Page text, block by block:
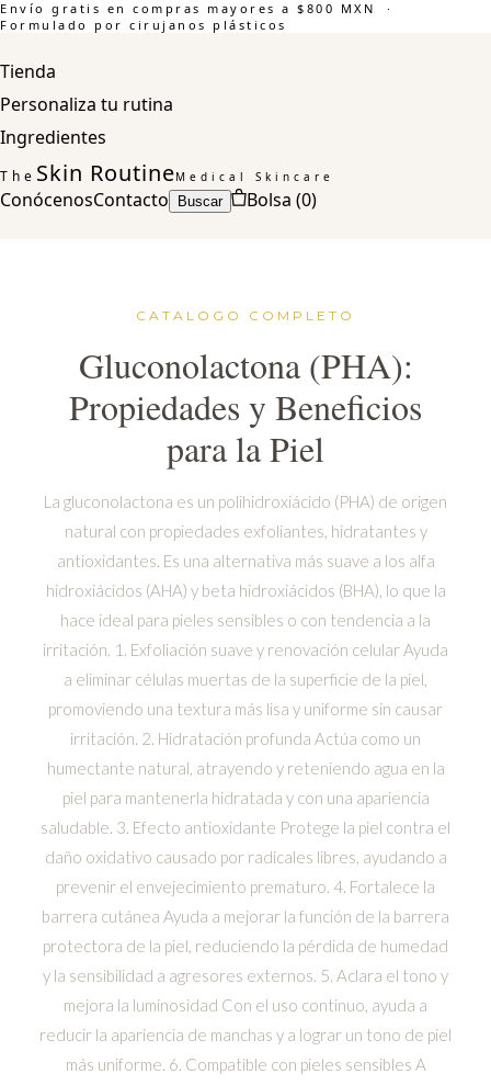
Envío gratis en compras mayores a $800 MXN ·
Formulado por cirujanos plásticos
Tienda
Personaliza tu rutina
Ingredientes
The Skin RoutineMedical Skincare
ConócenosContacto Buscar Bolsa (0)
CATALOGO COMPLETO
Gluconolactona (PHA):
Propiedades y Beneficios
para la Piel
La gluconolactona es un polihidroxiácido (PHA) de origen
natural con propiedades exfoliantes, hidratantes y
antioxidantes. Es una alternativa más suave a los alfa
hidroxiácidos (AHA) y beta hidroxiácidos (BHA), lo que la
hace ideal para pieles sensibles o con tendencia a la
irritación. 1. Exfoliación suave y renovación celular Ayuda
a eliminar células muertas de la superficie de la piel,
promoviendo una textura más lisa y uniforme sin causar
irritación. 2. Hidratación profunda Actúa como un
humectante natural, atrayendo y reteniendo agua en la
piel para mantenerla hidratada y con una apariencia
saludable. 3. Efecto antioxidante Protege la piel contra el
daño oxidativo causado por radicales libres, ayudando a
prevenir el envejecimiento prematuro. 4. Fortalece la
barrera cutánea Ayuda a mejorar la función de la barrera
protectora de la piel, reduciendo la pérdida de humedad
y la sensibilidad a agresores externos. 5. Aclara el tono y
mejora la luminosidad Con el uso continuo, ayuda a
reducir la apariencia de manchas y a lograr un tono de piel
más uniforme. 6. Compatible con pieles sensibles A